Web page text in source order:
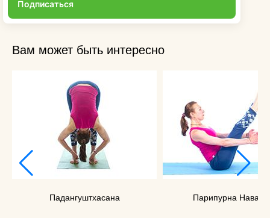
Подписаться
Вам может быть интересно
Падангуштхасана Парипурна